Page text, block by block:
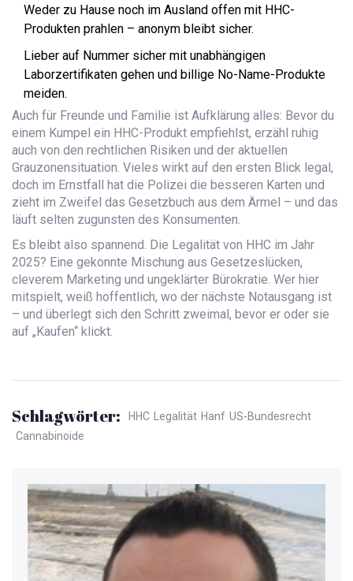
Weder zu Hause noch im Ausland offen mit HHC-
Produkten prahlen – anonym bleibt sicher.
Lieber auf Nummer sicher mit unabhängigen
Laborzertifikaten gehen und billige No-Name-Produkte
meiden.
Auch für Freunde und Familie ist Aufklärung alles: Bevor du
einem Kumpel ein HHC-Produkt empfiehlst, erzähl ruhig
auch von den rechtlichen Risiken und der aktuellen
Grauzonensituation. Vieles wirkt auf den ersten Blick legal,
doch im Ernstfall hat die Polizei die besseren Karten und
zieht im Zweifel das Gesetzbuch aus dem Ärmel – und das
läuft selten zugunsten des Konsumenten.
Es bleibt also spannend. Die Legalität von HHC im Jahr
2025? Eine gekonnte Mischung aus Gesetzeslücken,
cleverem Marketing und ungeklärter Bürokratie. Wer hier
mitspielt, weiß hoffentlich, wo der nächste Notausgang ist
– und überlegt sich den Schritt zweimal, bevor er oder sie
auf „Kaufen“ klickt.
Schlagwörter: HHC Legalität Hanf US-Bundesrecht
Cannabinoide